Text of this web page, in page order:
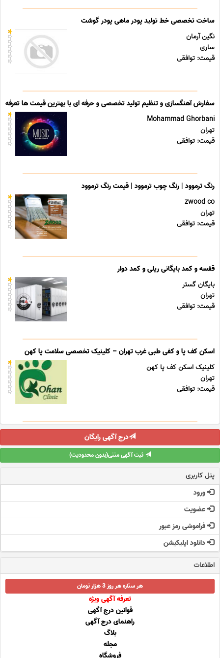
ساخت تخصصی خط تولید پودر ماهی پودر گوشت
نگین آرمان
ساری
قیمت: توافقی
سفارش آهنگسازی و تنظیم تولید تخصصی و حرفه ای با بهترین قیمت ها تعرفه
Mohammad Ghorbani
تهران
قیمت: توافقی
رنگ ترموود | رنگ چوب ترموود | قیمت رنگ ترموود
zwood co
تهران
قیمت: توافقی
قفسه و کمد بایگانی ریلی و کمد دوار
بایگان گستر
تهران
قیمت: توافقی
اسکن کف پا و کفی طبی غرب تهران – کلینیک تخصصی سلامت پا کهن
کلینیک اسکن کف پا کهن
تهران
قیمت: توافقی
درج آگهی رایگان
ثبت آگهی متنی(بدون محدودیت)
پنل کاربری
ورود
عضویت
فراموشی رمز عبور
دانلود اپلیکیشن
اطلاعات
هر ستاره هر روز 3 هزار تومان
تعرفه آگهی ویژه
قوانین درج آگهی
راهنمای درج آگهی
بلاگ
مجله